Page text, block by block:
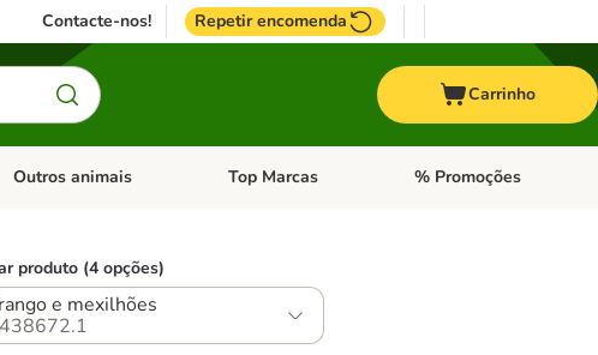
Contacte-nos! Repetir encomenda
Carrinho
Roedores
Abrir menu de categoria: Pássaros
Outros animais Abrir menu de categoria: Outros animais
Top Marcas Abrir menu de categoria:
% Promoções
produto (4 opções)
e mexilhões